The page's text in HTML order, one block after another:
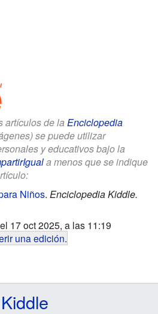
artículos de la Enciclopedia
se puede utilizar
y educativos bajo la
a menos que se indique
Niños. Enciclopedia Kiddle.
17 oct 2025, a las 11:19
una edición.